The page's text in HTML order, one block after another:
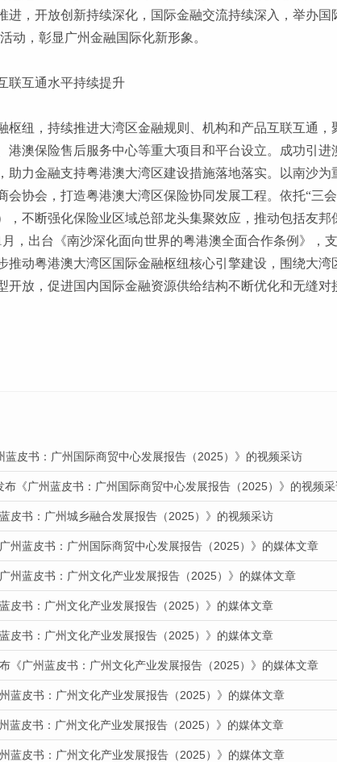
进，开放创新持续深化，国际金融交流持续深入，举办
动，彰显广州金融国际化新形象。
联互通水平持续提升
枢纽，持续推进大湾区金融规则、机构和产品互联互通
港澳保险售后服务中心等重大项目和平台设立。成功引
助力金融支持粤港澳大湾区建设措施落地落实。以南沙
会协会，打造粤港澳大湾区保险协同发展工程。依托“三
，不断强化保险业区域总部龙头集聚效应，推动包括友
，出台《南沙深化面向世界的粤港澳全面合作条例》，
推动粤港澳大湾区国际金融枢纽核心引擎建设，围绕大
放，促进国内国际金融资源供给结构不断优化和无缝对
皮书：广州国际商贸中心发展报告（2025）》的视频采访
《广州蓝皮书：广州国际商贸中心发展报告（2025）》的视频
皮书：广州城乡融合发展报告（2025）》的视频采访
州蓝皮书：广州国际商贸中心发展报告（2025）》的媒体文章
州蓝皮书：广州文化产业发展报告（2025）》的媒体文章
皮书：广州文化产业发展报告（2025）》的媒体文章
皮书：广州文化产业发展报告（2025）》的媒体文章
《广州蓝皮书：广州文化产业发展报告（2025）》的媒体文章
蓝皮书：广州文化产业发展报告（2025）》的媒体文章
蓝皮书：广州文化产业发展报告（2025）》的媒体文章
蓝皮书：广州文化产业发展报告（2025）》的媒体文章